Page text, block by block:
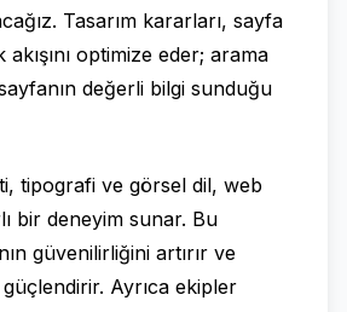
Tasarım kararları, sayfa
akışını optimize eder; arama
değerli bilgi sunduğu
tipografi ve görsel dil, web
bir deneyim sunar. Bu
güvenilirliğini artırır ve
güçlendirir. Ayrıca ekipler